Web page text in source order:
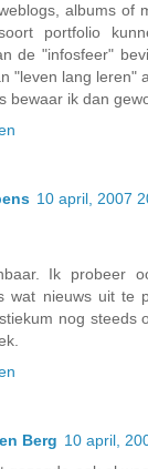
albums of
portfolio
de "infosfeer"
"leven lang leren"
bewaar ik dan
10 april, 2007
Ik probeer
wat nieuws uit te
nog steeds
Berg 10 april,